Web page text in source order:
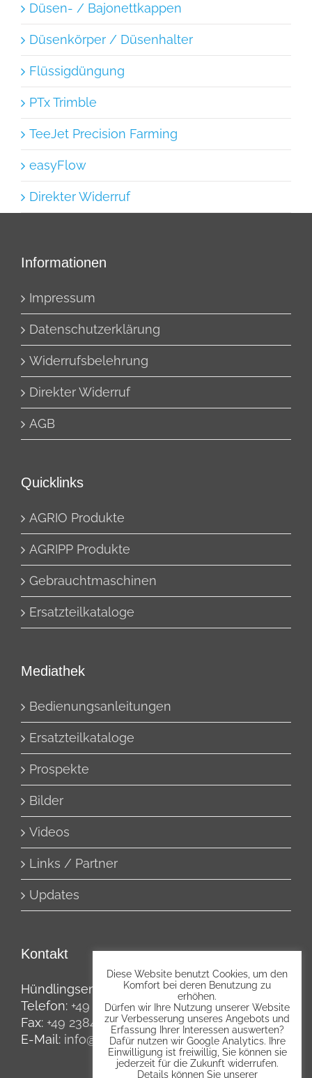
Düsen- / Bajonettkappen
Düsenkörper / Düsenhalter
Flüssigdüngung
PTx Trimble
TeeJet Precision Farming
easyFlow
Direkter Widerruf
Informationen
Impressum
Datenschutzerklärung
Widerrufsbelehrung
Direkter Widerruf
AGB
Quicklinks
AGRIO Produkte
AGRIPP Produkte
Gebrauchtmaschinen
Ersatzteilkataloge
Mediathek
Bedienungsanleitungen
Ersatzteilkataloge
Prospekte
Bilder
Videos
Links / Partner
Updates
Kontakt
Hündlingsen 10, 59514 Welver
Telefon: +49 2384 2683
Fax: +49 2384 5954
E-Mail: info@agripp.de
Diese Website benutzt Cookies, um den
Komfort bei deren Benutzung zu
erhöhen.
Dürfen wir Ihre Nutzung unserer Website
zur Verbesserung unseres Angebots und
Erfassung Ihrer Interessen auswerten?
Dafür nutzen wir Google Analytics. Ihre
Einwilligung ist freiwillig, Sie können sie
jederzeit für die Zukunft widerrufen.
Details können Sie unserer